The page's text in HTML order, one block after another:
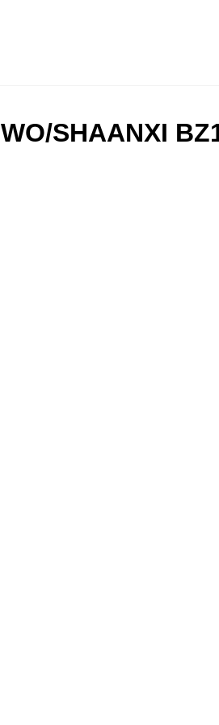
SHAANXI